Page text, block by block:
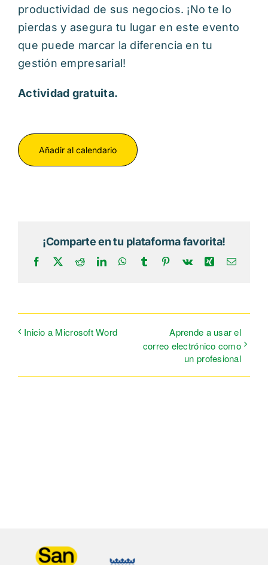
productividad de sus negocios. ¡No te lo
pierdas y asegura tu lugar en este evento
que puede marcar la diferencia en tu
gestión empresarial!
Actividad gratuita.
Añadir al calendario
¡Comparte en tu plataforma favorita!
Facebook RedditLinkedInWhatsApp
Tumblr Pinterest
Vk XingCorreo
Inicio a Microsoft Word
Aprende a usar el
correo electrónico como
un profesional